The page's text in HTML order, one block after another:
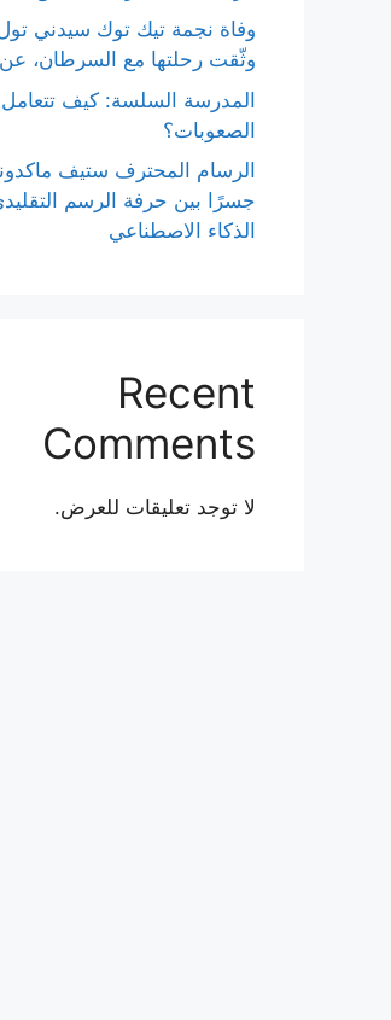
وفاة نجمة تيك توك سيدني
وثّقت رحلتها مع السرطان، عن 26 عاماً
المدرسة السلسة: كيف
الصعوبات؟
الرسام المحترف ستيف
جسرًا بين حرفة الرسم
الذكاء الاصطناعي
Recent
Comments
لا توجد تعليقات للعرض.